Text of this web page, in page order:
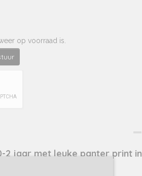
op voorraad is.
2 jaar met leuke panter print in